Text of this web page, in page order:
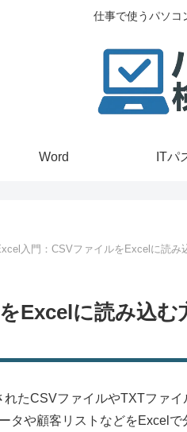
仕事で使うパソコ
Word ITパ
入門：CSVファイルをExcelに読み
Excelに読み込む
たCSVファイルやTXTファ
や顧客リストなどをExcelで